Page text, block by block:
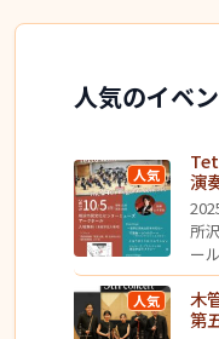
人気のイベ
人気
演
所
ー
人気
木
第